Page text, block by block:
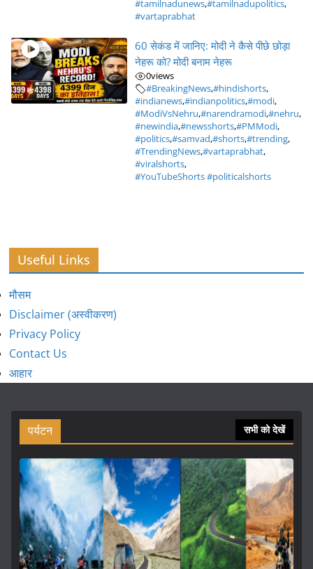
#tamilnadunews,#tamilnadupolitics,
#vartaprabhat
60 सेकंड में जानिए: मोदी ने कैसे पीछे छोड़ा
नेहरू को? मोदी बनाम नेहरू
0views
#BreakingNews,#hindishorts,
#indianews,#indianpolitics,#modi,
#ModiVsNehru,#narendramodi,#nehru,
#newindia,#newsshorts,#PMModi,
#politics,#samvad,#shorts,#trending,
#TrendingNews,#vartaprabhat,
#viralshorts,
#YouTubeShorts #politicalshorts
Useful Links
मौसम
Disclaimer (अस्वीकरण)
Privacy Policy
Contact Us
आहार
पर्यटन सभी को देखें